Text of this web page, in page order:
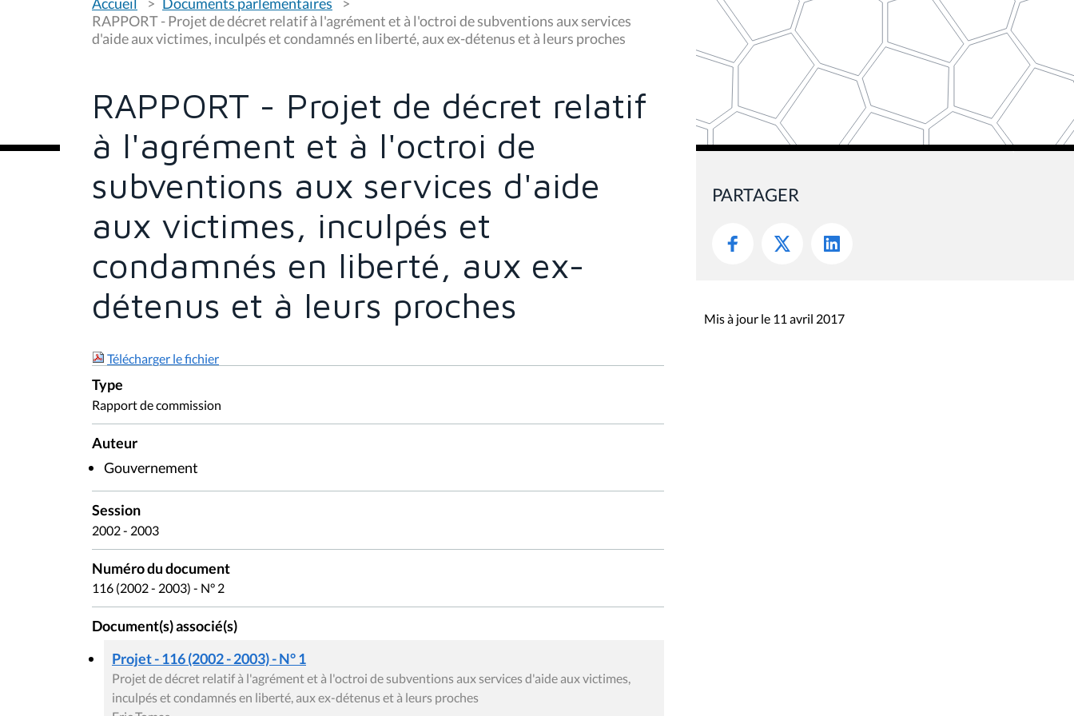
o
u
s
ê
:
RAPPORT - Projet de décret relatif à l'agrément et à l'octroi de subventions aux services
d'aide aux victimes, inculpés et condamnés en liberté, aux ex-détenus et à leurs proches
RAPPORT - Projet de décret relatif
à l'agrément et à l'octroi de
subventions aux services d'aide
aux victimes, inculpés et
condamnés en liberté, aux ex-
détenus et à leurs proches
Télécharger le fichier
Type
Rapport de commission
Auteur
Gouvernement
Session
2002 - 2003
Numéro du document
116 (2002 - 2003) - N° 2
Document(s) associé(s)
Projet - 116 (2002 - 2003) - N° 1
Projet de décret relatif à l'agrément et à l'octroi de subventions aux services d'aide aux victimes,
inculpés et condamnés en liberté, aux ex-détenus et à leurs proches
PARTAGER
Mis à jour le 11 avril 2017